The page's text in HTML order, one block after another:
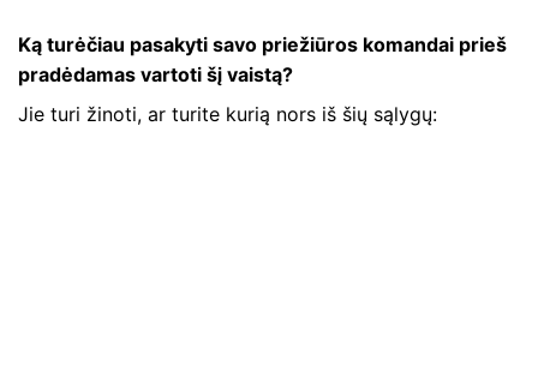
Ką turėčiau pasakyti savo priežiūros komandai prieš
pradėdamas vartoti šį vaistą?
Jie turi žinoti, ar turite kurią nors iš šių sąlygų: